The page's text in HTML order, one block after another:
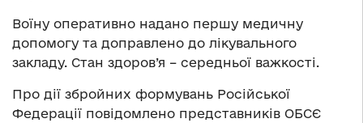
Воїну оперативно надано першу медичну
допомогу та доправлено до лікувального
закладу. Стан здоров’я – середньої важкості.
Про дії збройних формувань Російської
Федерації повідомлено представників ОБСЄ